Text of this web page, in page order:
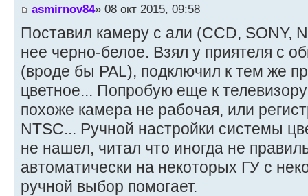
asmirnov84» 08 окт 2015, 09:58
Поставил камеру с али (CCD, SONY,
нее черно-белое. Взял у приятеля с
(вроде бы PAL), подключил к тем же
цветное... Попробую еще к
похоже камера не рабочая, или
NTSC... Ручной настройки системы
не нашел, читал что иногда не
автоматически на некоторых ГУ с
ручной выбор помогает.